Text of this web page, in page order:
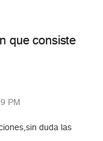
que consiste
PM
duda las